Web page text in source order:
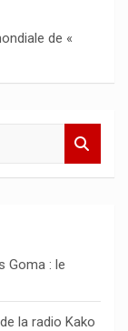
de «
Goma : le
la radio Kako